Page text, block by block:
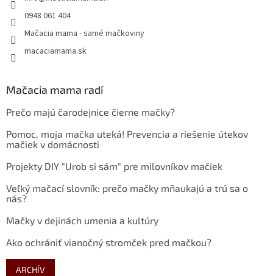
0948 061 404
Mačacia mama - samé mačkoviny
macaciamama.sk
Mačacia mama radí
Prečo majú čarodejnice čierne mačky?
Pomoc, moja mačka uteká! Prevencia a riešenie útekov
mačiek v domácnosti
Projekty DIY "Urob si sám" pre milovníkov mačiek
Veľký mačací slovník: prečo mačky mňaukajú a trú sa o
nás?
Mačky v dejinách umenia a kultúry
Ako ochrániť vianočný stromček pred mačkou?
ARCHÍV